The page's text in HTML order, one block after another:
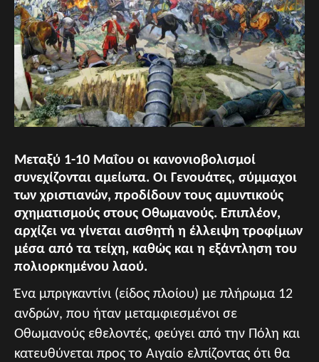
Μεταξύ 1-10 Μαΐου οι κανονιοβολισμοί
συνεχίζονται αμείωτα. Οι Γενουάτες, σύμμαχοι
των χριστιανών, προδίδουν τους αμυντικούς
σχηματισμούς στους Οθωμανούς. Επιπλέον,
αρχίζει να γίνεται αισθητή η έλλειψη τροφίμων
μέσα από τα τείχη, καθώς και η εξάντληση του
πολιορκημένου λαού.
Ένα μπριγκαντίνι (είδος πλοίου) με πλήρωμα 12
ανδρών, που ήταν μεταμφιεσμένοι σε
Οθωμανούς εθελοντές, φεύγει από την Πόλη και
κατευθύνεται προς το Αιγαίο ελπίζοντας ότι θα